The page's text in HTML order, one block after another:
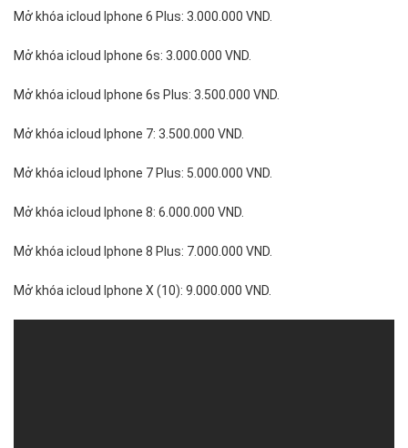
Mở khóa icloud Iphone 6 Plus: 3.000.000 VND.
Mở khóa icloud Iphone 6s: 3.000.000 VND.
Mở khóa icloud Iphone 6s Plus: 3.500.000 VND.
Mở khóa icloud Iphone 7: 3.500.000 VND.
Mở khóa icloud Iphone 7 Plus: 5.000.000 VND.
Mở khóa icloud Iphone 8: 6.000.000 VND.
Mở khóa icloud Iphone 8 Plus: 7.000.000 VND.
Mở khóa icloud Iphone X (10): 9.000.000 VND.